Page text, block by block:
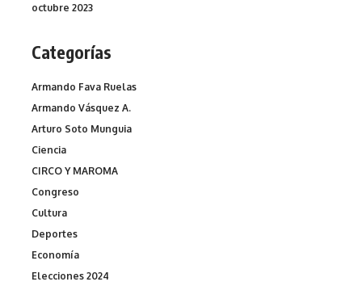
octubre 2023
Categorías
Armando Fava Ruelas
Armando Vásquez A.
Arturo Soto Munguia
Ciencia
CIRCO Y MAROMA
Congreso
Cultura
Deportes
Economía
Elecciones 2024